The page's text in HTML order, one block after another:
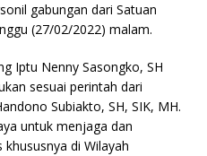
gabungan dari Satuan
(27/02/2022) malam.
Iptu Nenny Sasongko, SH
sesuai perintah dari
Subiakto, SH, SIK, MH.
untuk menjaga dan
di Wilayah